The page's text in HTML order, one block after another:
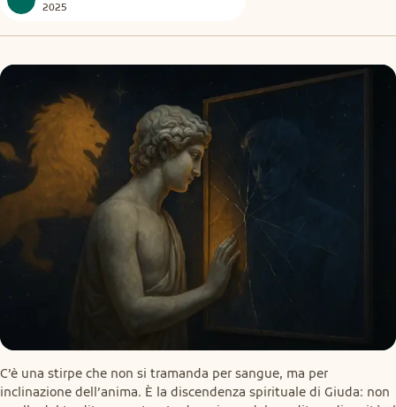
2025
C’è una stirpe che non si tramanda per sangue, ma per
inclinazione dell’anima. È la discendenza spirituale di Giuda: non